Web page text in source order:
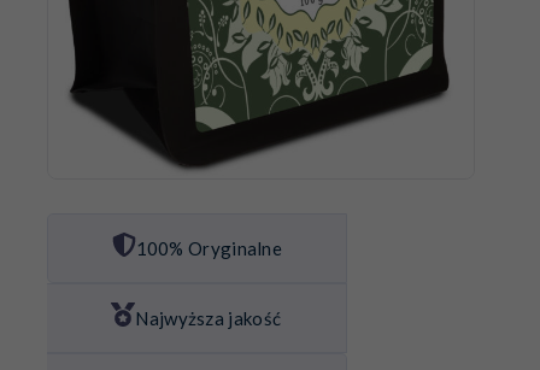
100% Oryginalne
Najwyższa jakość